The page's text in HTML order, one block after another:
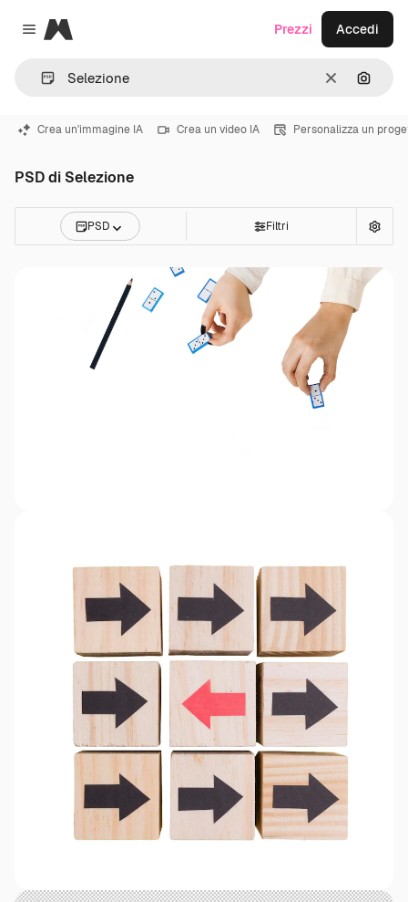
Close menu
Magnific
CancellaCerca
Prezzi Accedi
Crea un'immagine IA Crea un video IA Personalizza un
PSD di Selezione
PSD Filtri